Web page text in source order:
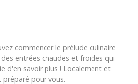
commencer le prélude culinaire
entrées chaudes et froides qui
d'en savoir plus ! Localement et
préparé pour vous.